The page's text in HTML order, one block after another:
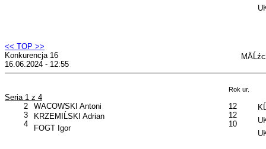
<< TOP >>
Konkurencja 16
16.06.2024 - 12:55
Rok ur.
Seria 1 z 4
2
3
4
WACOWSKI Antoni
KRZEMIĹSKI Adrian
FOGT Igor
12
12
10